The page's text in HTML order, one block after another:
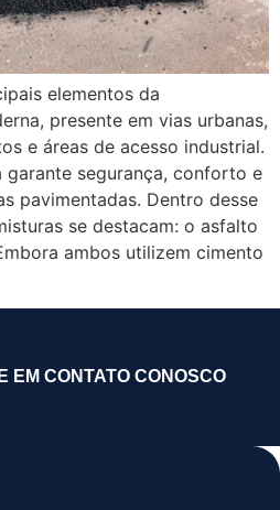
elementos da
presente em vias urbanas,
e áreas de acesso industrial.
garante segurança, conforto e
pavimentadas. Dentro desse
se destacam: o asfalto
ambos utilizem cimento
EM CONTATO CONOSCO